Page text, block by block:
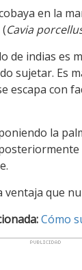
en la
(Cavia
de indias es
sujetar. Es
escapa con
la
que
Cómo